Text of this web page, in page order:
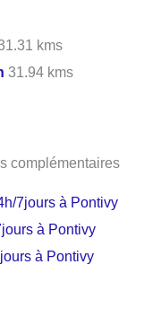
kms
31.94 kms
complémentaires
7jours à Pontivy
à Pontivy
à Pontivy